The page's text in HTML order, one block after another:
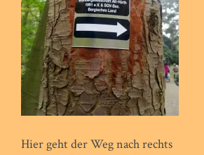
Hier geht der Weg nach rechts